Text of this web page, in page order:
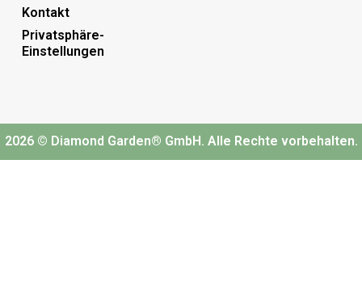
Kontakt
Privatsphäre-
Einstellungen
2026 © Diamond Garden® GmbH. Alle Rechte vorbehalten.